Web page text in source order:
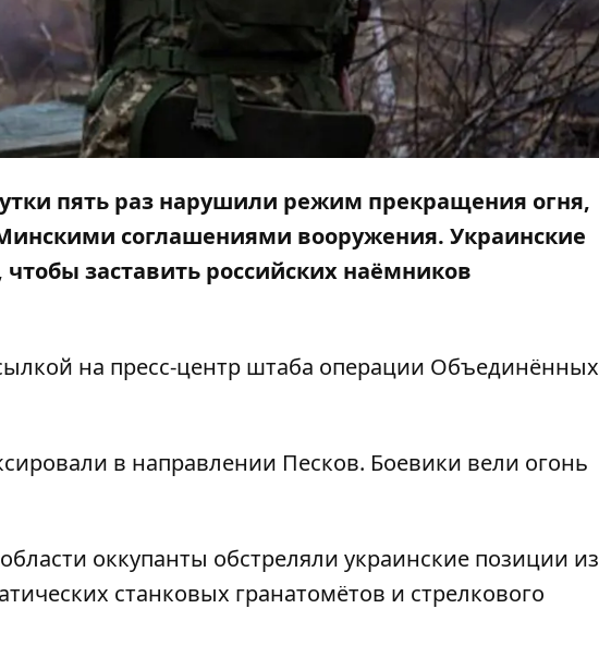
пять раз нарушили режим прекращения огня,
соглашениями вооружения. Украинские
заставить российских наёмников
на пресс-центр штаба операции Объединённых
в направлении Песков. Боевики вели огонь
оккупанты обстреляли украинские позиции из
станковых гранатомётов и стрелкового